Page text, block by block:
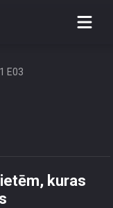
E03
kuras